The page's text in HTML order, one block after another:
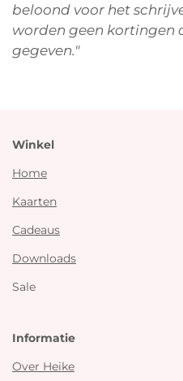
beloond voor het
worden geen kortingen
gegeven."
Winkel
Home
Kaarten
Cadeaus
Downloads
Sale
Informatie
Over Heike